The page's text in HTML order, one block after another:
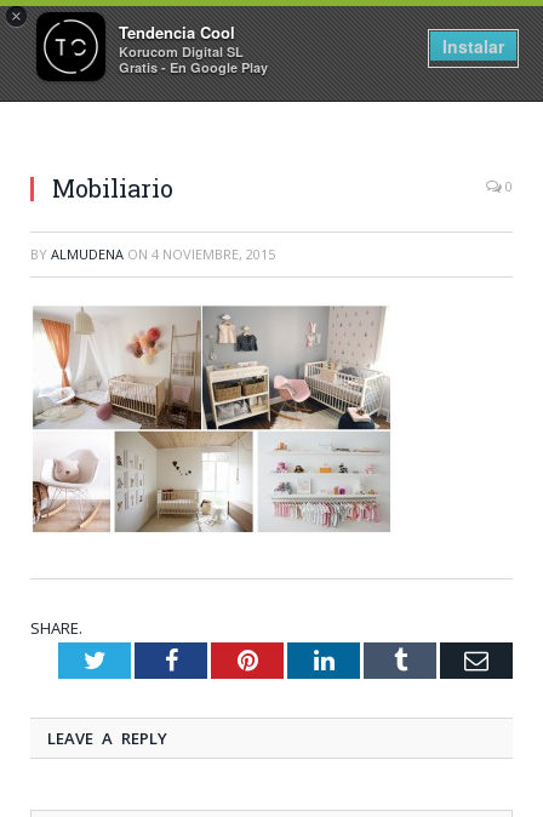
×
Tendencia Cool
Korucom Digital SL
Gratis - En Google Play
Instalar
Mobiliario 0
BY ALMUDENA ON 4 NOVIEMBRE, 2015
SHARE.
TwitterFacebookPinterestLinkedInTumblr
LEAVE A REPLY